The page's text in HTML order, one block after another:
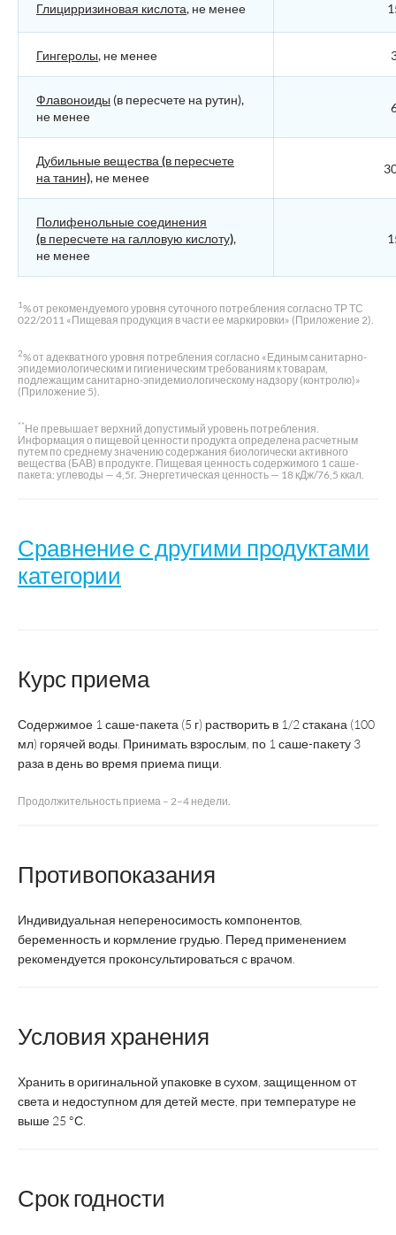
Глицирризиновая кислота, не менее
Гингеролы, не менее
Флавоноиды (в пересчете на рутин),
не менее
Дубильные вещества (в пересчете
на танин), не менее
Полифенольные соединения
(в пересчете на галловую кислоту),
не менее
1% от рекомендуемого уровня суточного потребления согласно ТР ТС
022/2011 «Пищевая продукция в части ее маркировки» (Приложение 2).
2% от адекватного уровня потребления согласно «Единым санитарно-
эпидемиологическим и гигиеническим требованиям к товарам,
подлежащим санитарно-эпидемиологическому надзору (контролю)»
(Приложение 5).
**Не превышает верхний допустимый уровень потребления.
Информация о пищевой ценности продукта определена расчетным
путем по среднему значению содержания биологически активного
вещества (БАВ) в продукте. Пищевая ценность содержимого 1 саше-
пакета: углеводы — 4,5г. Энергетическая ценность — 18 кДж/76,5 ккал.
Сравнение с другими продуктами
категории
Название
Производитель ВТФ
Суточная доза
Курс 2-4 недели
Состав:
Витамин С, мг 100
Экстракт листьев
Курс приема
Содержимое 1 саше-пакета (5 г) растворить в 1/2 стакана (100
мл) горячей воды. Принимать взрослым, по 1 саше-пакету 3
раза в день во время приема пищи.
Продолжительность приема – 2–4 недели.
Противопоказания
Индивидуальная непереносимость компонентов,
беременность и кормление грудью. Перед применением
рекомендуется проконсультироваться с врачом.
Условия хранения
Хранить в оригинальной упаковке в сухом, защищенном от
света и недоступном для детей месте, при температуре не
выше 25 °С.
Срок годности